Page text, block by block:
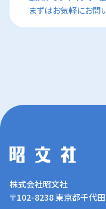
まずはお気軽にお問
株式会社昭文社
〒102-8238 東京都千代